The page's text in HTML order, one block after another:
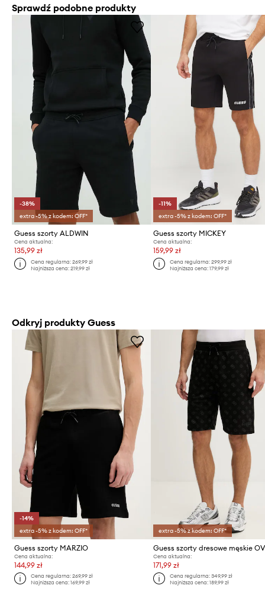
Sprawdź podobne produkty
-38%
extra -5% z kodem: OFF*
Guess szorty ALDWIN
Cena aktualna:
135,99 zł
Cena regularna:269,99 zł
Najniższa cena:219,99 zł
-11%
extra -5% z kodem: OFF*
Guess szorty MICKEY
Cena aktualna:
159,99 zł
Cena regularna: 299,99 zł
Najniższa cena: 179,99 zł
Odkryj produkty Guess
-14%
extra -5% z kodem: OFF*
Guess szorty MARZIO
Cena aktualna:
144,99 zł
Cena regularna:269,99 zł
Najniższa cena:169,99 zł
extra -5% z kodem: OFF*
Guess szorty dresowe męskie
Cena aktualna:
171,99 zł
Cena regularna: 349,99 zł
Najniższa cena: 189,99 zł